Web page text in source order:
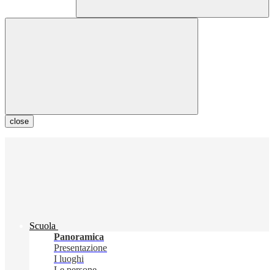
close
Scuola
Panoramica
Presentazione
I luoghi